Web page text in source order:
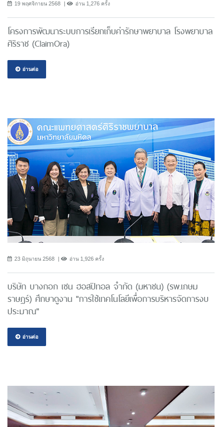
19 พฤศจิกายน 2568 อ่าน 1,276 ครั้ง
โครงการพัฒนาระบบการเรียกเก็บค่ารักษาพยาบาล โรงพยาบาล
ศิริราช (ClaimOra)
อ่านต่อ
23 มิถุนายน 2568 อ่าน 1,926 ครั้ง
บริษัท บางกอก เซน ฮอสปิทอล จำกัด (มหาชน) (รพ.เกษม
ราษฎร์) ศึกษาดูงาน "การใช้เทคโนโลยีเพื่อการบริหารจัดการงบ
ประมาณ"
อ่านต่อ